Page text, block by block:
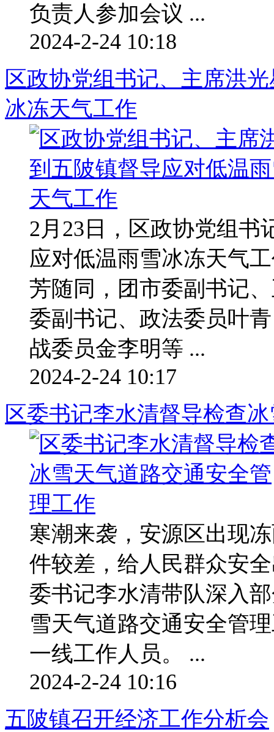
负责人参加会议 ...
2024-2-24 10:18
区政协党组书记、主席洪
冰冻天气工作
2月23日，区政协党组书
应对低温雨雪冰冻天气
芳随同，团市委副书记
委副书记、政法委员叶
战委员金李明等 ...
2024-2-24 10:17
区委书记李水清督导检查
寒潮来袭，安源区出现
件较差，给人民群众安
委书记李水清带队深入
雪天气道路交通安全管
一线工作人员。 ...
2024-2-24 10:16
五陂镇召开经济工作分析会